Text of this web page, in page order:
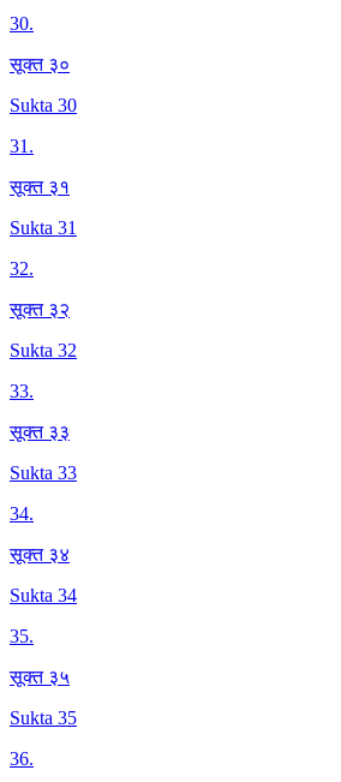
30.
सूक्त ३०
Sukta 30
31.
सूक्त ३१
Sukta 31
32.
सूक्त ३२
Sukta 32
33.
सूक्त ३३
Sukta 33
34.
सूक्त ३४
Sukta 34
35.
सूक्त ३५
Sukta 35
36.